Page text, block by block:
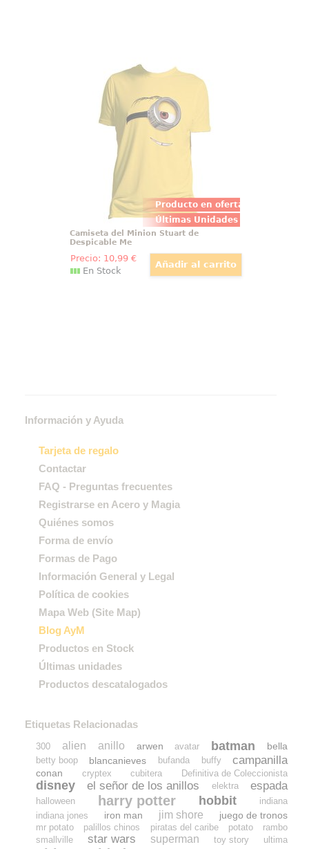
Producto en oferta
Últimas Unidades
Camiseta del Minion Stuart de
Despicable Me
Simpática camiseta de Stuart uno
de los Minions perteneciente a la
saga de películas de Gru: Mi
Villano Favorito.
Camiseta del Minion Stuart de
Despicable Me
Precio: 10,99€
En Stock
Información y Ayuda
Tarjeta de regalo
Contactar
FAQ - Preguntas frecuentes
Registrarse en Acero y Magia
Quiénes somos
Forma de envío
Formas de Pago
Información General y Legal
Política de cookies
Mapa Web (Site Map)
Blog AyM
Productos en Stock
Últimas unidades
Productos descatalogados
Etiquetas Relacionadas
300 alien anillo arwen avatar batman bella
betty boop blancanieves bufanda buffy campanilla
conan cryptex cubitera Definitiva de Coleccionista
disney el señor de los anillos elektra espada
halloween harry potter hobbit
indiana
indiana jones
iron man jim shore juego de tronos
mr potato palillos chinos piratas del caribe potato
rambo
smallville
star wars superman toy story ultima